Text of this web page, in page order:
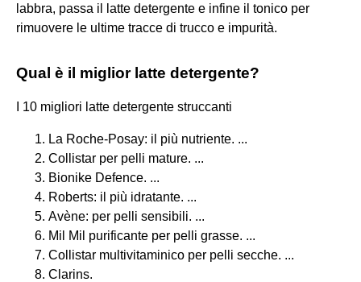
labbra, passa il latte detergente e infine il tonico per
rimuovere le ultime tracce di trucco e impurità.
Qual è il miglior latte detergente?
I 10 migliori latte detergente struccanti
La Roche-Posay: il più nutriente. ...
Collistar per pelli mature. ...
Bionike Defence. ...
Roberts: il più idratante. ...
Avène: per pelli sensibili. ...
Mil Mil purificante per pelli grasse. ...
Collistar multivitaminico per pelli secche. ...
Clarins.